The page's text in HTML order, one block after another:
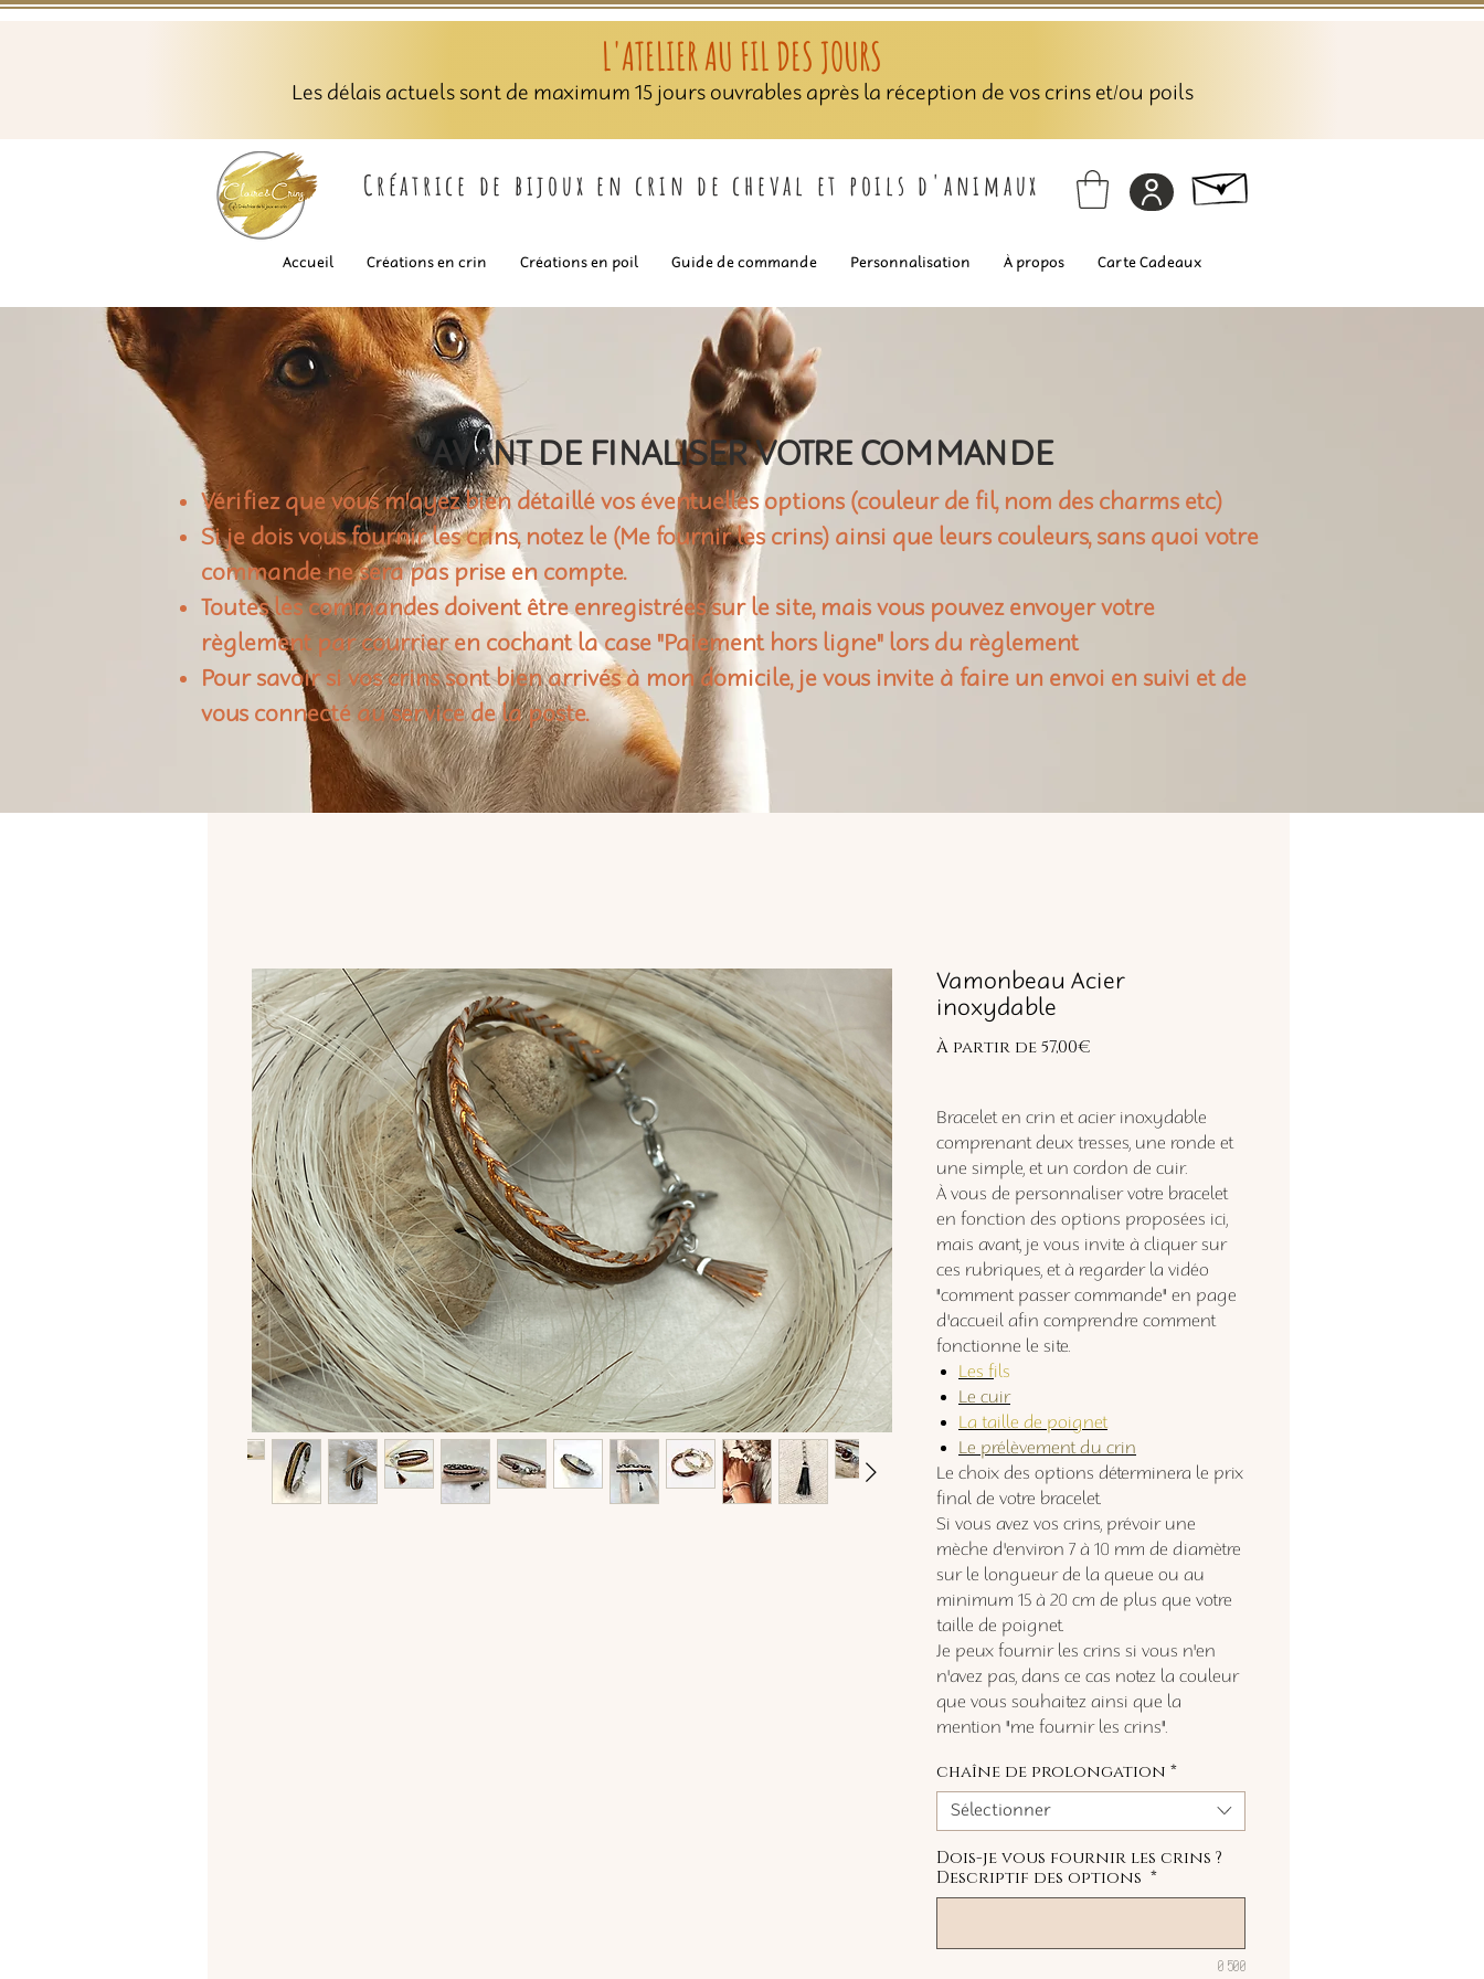
L'ATELIER AU FIL DES JOURS
Les délais actuels sont de maximum 15 jours ouvrables après la réception de vos crins et/ou poils
Créatrice de bijoux en crin de cheval et poils d'animaux
Accueil Créations en crin Créations en poil Guide de commande Personnalisation À propos Carte Cadeaux
AVANT DE FINALISER VOTRE COMMANDE
Vérifiez que vous m'ayez bien détaillé vos éventuelles options (couleur de fil, nom des charms etc)
Si je dois vous fournir les crins, notez le (Me fournir les crins) ainsi que leurs couleurs, sans quoi votre
commande ne sera pas prise en compte.
Toutes les commandes doivent être enregistrées sur le site, mais vous pouvez envoyer votre
règlement par courrier en cochant la case "Paiement hors ligne" lors du règlement
Pour savoir si vos crins sont bien arrivés à mon domicile, je vous invite à faire un envoi en suivi et de
vous connecté au service de la poste.
Vamonbeau Acier
inoxydable
À partir de57,00€
Bracelet en crin et acier inoxydable
comprenant deux tresses, une ronde et
une simple, et un cordon de cuir.
À vous de personnaliser votre bracelet
en fonction des options proposées ici,
mais avant, je vous invite à cliquer sur
ces rubriques, et à regarder la vidéo
"comment passer commande" en page
d'accueil afin comprendre comment
fonctionne le site.
Les fils
Le cuir
La taille de poignet
Le prélèvement du crin
Le choix des options déterminera le prix
final de votre bracelet.
Si vous avez vos crins, prévoir une
mèche d'environ 7 à 10 mm de diamètre
sur le longueur de la queue ou au
minimum 15 à 20 cm de plus que votre
taille de poignet.
Je peux fournir les crins si vous n'en
n'avez pas, dans ce cas notez la couleur
que vous souhaitez ainsi que la
mention "me fournir les crins".
chaîne de prolongation *
Sélectionner
Dois-je vous fournir les crins ?
Descriptif des options *
0/500